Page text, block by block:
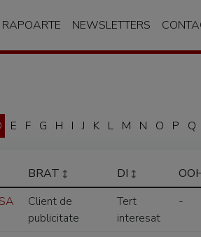
NEWSLETTERS
E F G H I J K L M N O P Q
BRAT DI
Client de
publicitate
Tert
interesat
-